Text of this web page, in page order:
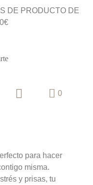
DE PRODUCTO DE
0
para hacer
misma.
y prisas, tu